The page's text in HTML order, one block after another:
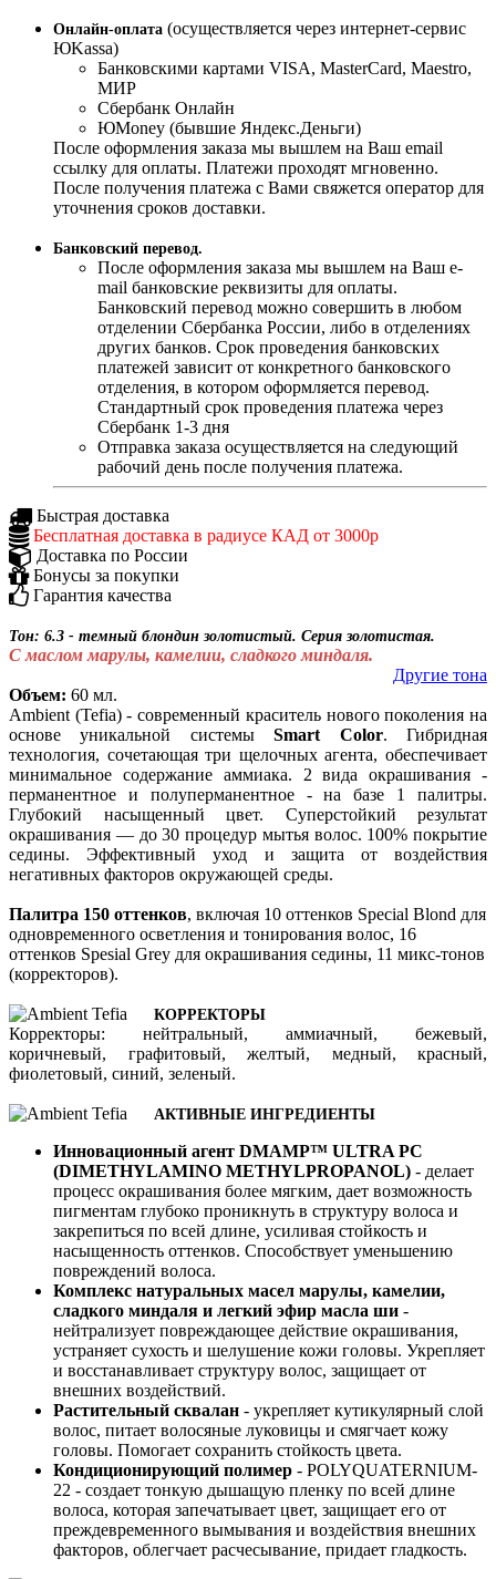
Онлайн-оплата (осуществляется через интернет-сервис
ЮKassa)
Банковскими картами VISA, MasterСard, Maestro,
МИР
Сбербанк Онлайн
ЮMoney (бывшие Яндекс.Деньги)
После оформления заказа мы вышлем на Ваш email
ссылку для оплаты. Платежи проходят мгновенно.
После получения платежа с Вами свяжется оператор для
уточнения сроков доставки.
Банковский перевод.
После оформления заказа мы вышлем на Ваш e-
mail банковские реквизиты для оплаты.
Банковский перевод можно совершить в любом
отделении Сбербанка России, либо в отделениях
других банков. Срок проведения банковских
платежей зависит от конкретного банковского
отделения, в котором оформляется перевод.
Стандартный срок проведения платежа через
Сбербанк 1-3 дня
Отправка заказа осуществляется на следующий
рабочий день после получения платежа.
Быстрая доставка
Бесплатная доставка в радиусе КАД от 3000р
Доставка по России
Бонусы за покупки
Гарантия качества
Тон: 6.3 - темный блондин золотистый. Серия золотистая.
С маслом марулы, камелии, сладкого миндаля.
Другие тона
Объем: 60 мл.
Ambient (Tefia) - современный краситель нового поколения на
основе уникальной системыSmart Color. Гибридная
технология, сочетающая три щелочных агента, обеспечивает
минимальное содержание аммиака. 2 вида окрашивания -
перманентное и полуперманентное - на базе 1 палитры.
Глубокий насыщенный цвет. Суперстойкий результат
окрашивания — до 30 процедур мытья волос. 100% покрытие
седины. Эффективный уход и защита от воздействия
негативных факторов окружающей среды.
Палитра 150 оттенков, включая 10 оттенков Special Blond для
одновременного осветления и тонирования волос, 16
оттенков Spesial Grey для окрашивания седины, 11 микс-тонов
(корректоров).
КОРРЕКТОРЫ
Корректоры: нейтральный, аммиачный, бежевый,
коричневый, графитовый, желтый, медный, красный,
фиолетовый, синий, зеленый.
АКТИВНЫЕ ИНГРЕДИЕНТЫ
Инновационный агент DMAMP™ ULTRA PC
(DIMETHYLAMINO METHYLPROPANOL) - делает
процесс окрашивания более мягким, дает возможность
пигментам глубоко проникнуть в структуру волоса и
закрепиться по всей длине, усиливая стойкость и
насыщенность оттенков. Способствует уменьшению
повреждений волоса.
Комплекс натуральных масел марулы, камелии,
сладкого миндаля и легкий эфир масла ши -
нейтрализует повреждающее действие окрашивания,
устраняет сухость и шелушение кожи головы. Укрепляет
и восстанавливает структуру волос, защищает от
внешних воздействий.
Растительный сквалан - укрепляет кутикулярный слой
волос, питает волосяные луковицы и смягчает кожу
головы. Помогает сохранить стойкость цвета.
Кондиционирующий полимер - POLYQUATERNIUM-
22 - создает тонкую дышащую пленку по всей длине
волоса, которая запечатывает цвет, защищает его от
преждевременного вымывания и воздействия внешних
факторов, облегчает расчесывание, придает гладкость.